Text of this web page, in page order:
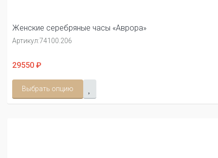
Женские серебряные часы «Аврора»
Артикул:74100.206
29550 ₽
Выбрать опцию